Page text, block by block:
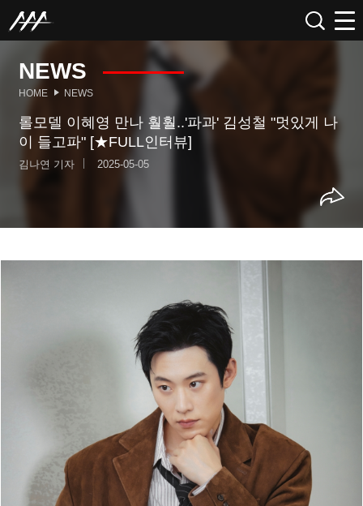
NEWS
HOME NEWS
롤모델 이혜영 만나 훨훨..'파과' 김성철 "멋있게 나
이 들고파" [★FULL인터뷰]
김나연 기자 2025-05-05